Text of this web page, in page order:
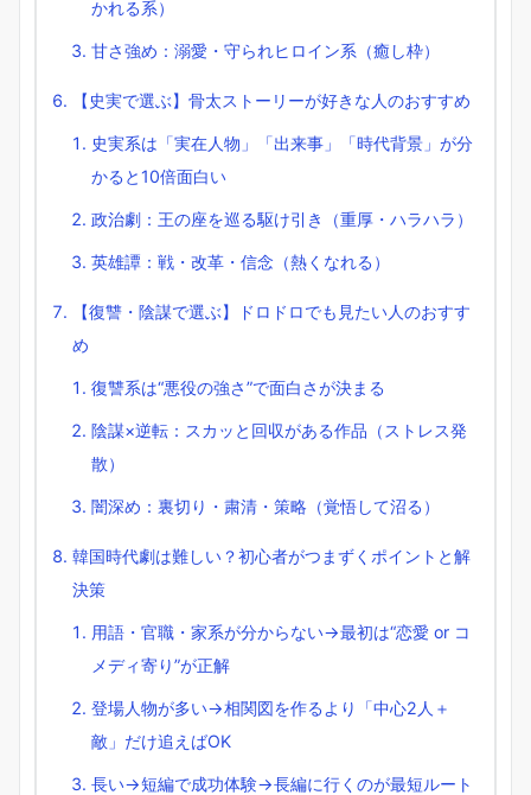
かれる系）
甘さ強め：溺愛・守られヒロイン系（癒し枠）
【史実で選ぶ】骨太ストーリーが好きな人のおすすめ
史実系は「実在人物」「出来事」「時代背景」が分
かると10倍面白い
政治劇：王の座を巡る駆け引き（重厚・ハラハラ）
英雄譚：戦・改革・信念（熱くなれる）
【復讐・陰謀で選ぶ】ドロドロでも見たい人のおすす
め
復讐系は“悪役の強さ”で面白さが決まる
陰謀×逆転：スカッと回収がある作品（ストレス発
散）
闇深め：裏切り・粛清・策略（覚悟して沼る）
韓国時代劇は難しい？初心者がつまずくポイントと解
決策
用語・官職・家系が分からない→最初は“恋愛 or コ
メディ寄り”が正解
登場人物が多い→相関図を作るより「中心2人＋
敵」だけ追えばOK
長い→短編で成功体験→長編に行くのが最短ルート